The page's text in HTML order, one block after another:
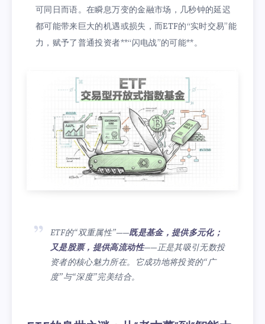
可同日而语。在瞬息万变的金融市场，几秒钟的延迟
都可能带来巨大的机遇或损失，而ETF的“实时交易”能
力，赋予了普通投资者**“闪电战”的可能**。
ETF的“双重属性”——既是基金，提供多元化；
又是股票，提供高流动性——正是其吸引无数投
资者的核心魅力所在。它成功地将投资的“广
度”与“深度”完美结合。